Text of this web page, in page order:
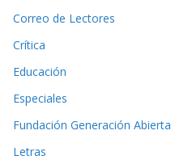
Correo de Lectores
Crítica
Educación
Especiales
Fundación Generación Abierta
Letras